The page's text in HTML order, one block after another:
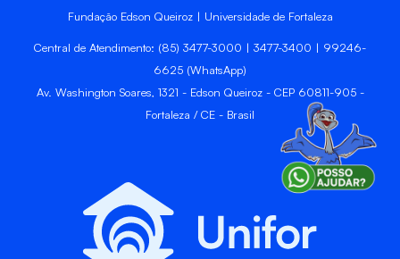
Fundação Edson Queiroz | Universidade de Fortaleza
Central de Atendimento: (85) 3477-3000 | 3477-3400 | 99246-
6625 (WhatsApp)
Av. Washington Soares, 1321 - Edson Queiroz - CEP 60811-905 -
Fortaleza / CE - Brasil